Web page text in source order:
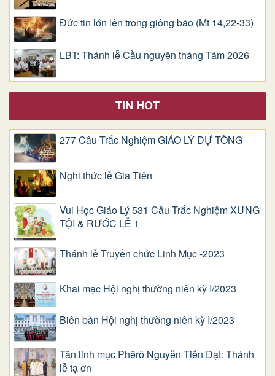
Đức tin lớn lên trong giông bão (Mt 14,22-33)
LBT: Thánh lễ Cầu nguyện tháng Tám 2026
TIN HOT
277 Câu Trắc Nghiệm GIÁO LÝ DỰ TÒNG
Nghi thức lễ Gia Tiên
Vui Học Giáo Lý 531 Câu Trắc Nghiệm XƯNG
TỘI & RƯỚC LỄ 1
Thánh lễ Truyền chức Linh Mục -2023
Khai mạc Hội nghị thường niên kỳ I/2023
Biên bản Hội nghị thường niên kỳ I/2023
Tân linh mục Phêrô Nguyễn Tiến Đạt: Thánh
lễ tạ ơn